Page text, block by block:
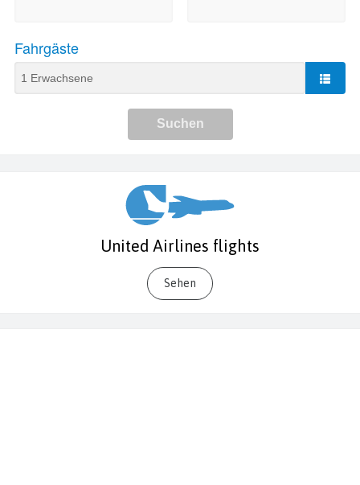
United Airlines flights
Sehen